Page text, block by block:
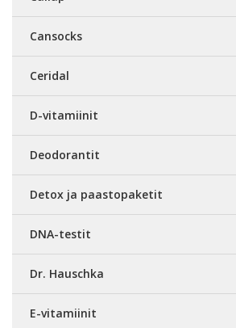
Cansocks
Ceridal
D-vitamiinit
Deodorantit
Detox ja paastopaketit
DNA-testit
Dr. Hauschka
E-vitamiinit